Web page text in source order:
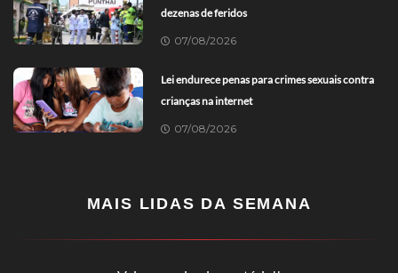
dezenas de feridos
07/08/2026
Lei endurece penas para crimes sexuais contra
crianças na internet
07/08/2026
MAIS LIDAS DA SEMANA